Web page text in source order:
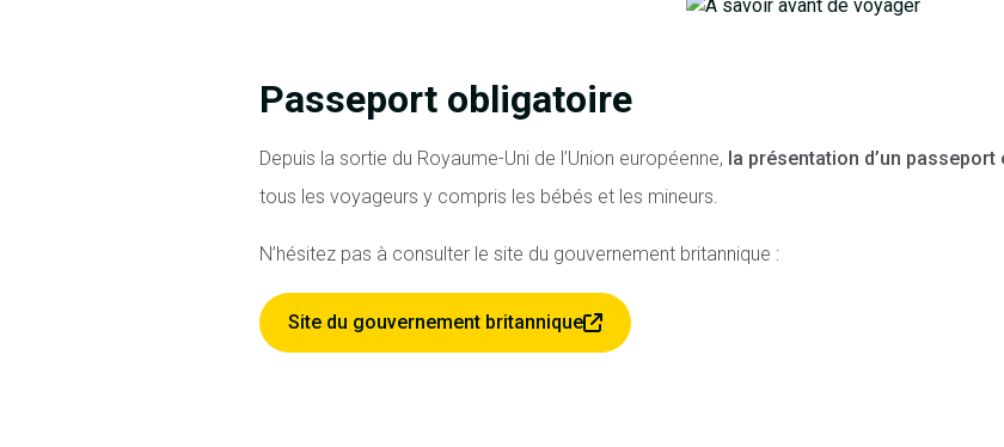
Passeport obligatoire
Depuis la sortie du Royaume-Uni de l’Union européenne, la présentation d’un
tous les voyageurs y compris les bébés et les mineurs.
N’hésitez pas à consulter le site du gouvernement britannique :
Site du gouvernement britannique